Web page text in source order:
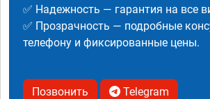
✅ Надежность — гарантия на все
✅ Прозрачность — подробные
телефону и фиксированные цены.
Позвонить Telegram